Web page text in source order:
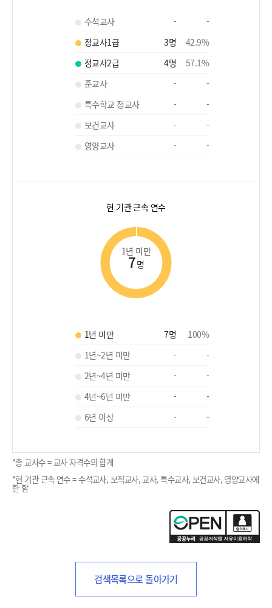
수석교사 -
-
정교사1급
3명 42.9%
정교사2급
4명 57.1%
준교사
-
-
특수학교 정교사
-
-
보건교사
-
-
영양교사
- -
현 기관 근속 연수
1년 미만
7명
1년 미만 7명 100%
1년~2년 미만
-
-
2년~4년 미만
-
-
4년~6년 미만
-
-
6년 이상
- -
*총 교사수 = 교사 자격수의 합계
*현 기관 근속 연수 = 수석교사, 보직교사, 교사, 특수교사, 보건교사, 영양교사에
한 함
검색목록으로 돌아가기